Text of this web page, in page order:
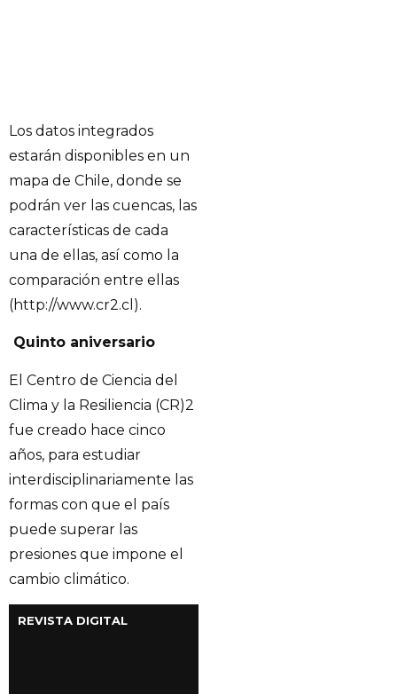
Los datos integrados
estarán disponibles en un
mapa de Chile, donde se
podrán ver las cuencas, las
características de cada
una de ellas, así como la
comparación entre ellas
(http://www.cr2.cl).
Quinto aniversario
El Centro de Ciencia del
Clima y la Resiliencia (CR)2
fue creado hace cinco
años, para estudiar
interdisciplinariamente las
formas con que el país
puede superar las
presiones que impone el
cambio climático.
REVISTA DIGITAL